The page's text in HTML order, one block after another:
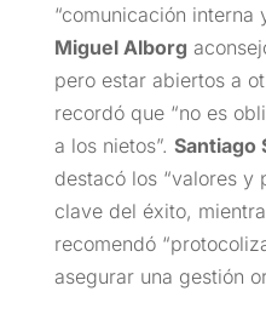
“comunicación interna
Miguel Alborg
pero estar abiertos a
recordó que “no es
a los nietos”. Santiago
destacó los “valores y
clave del éxito,
recomendó
asegurar una gestión